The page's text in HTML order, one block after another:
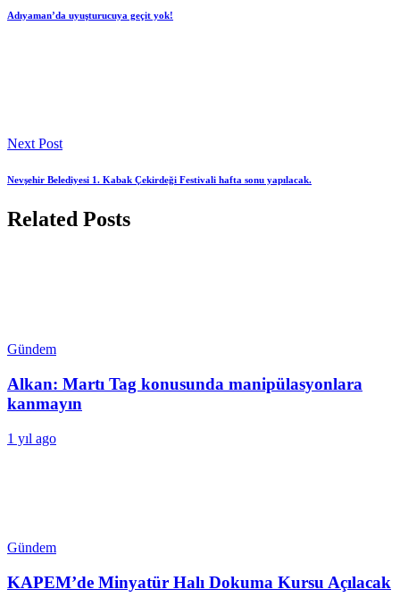
Adıyaman’da uyuşturucuya geçit yok!
Next Post
Nevşehir Belediyesi 1. Kabak Çekirdeği Festivali hafta sonu yapılacak.
Related Posts
Gündem
Alkan: Martı Tag konusunda manipülasyonlara
kanmayın
1 yıl ago
Gündem
KAPEM’de Minyatür Halı Dokuma Kursu Açılacak